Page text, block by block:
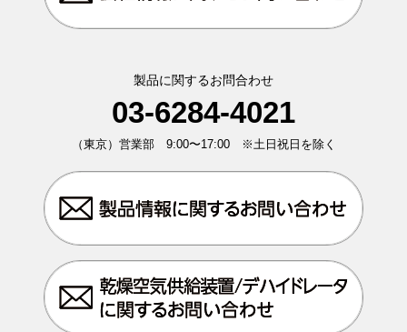
製品に関するお問合わせ
03-6284-4021
（東京）営業部 9:00〜17:00 ※土日祝日を除く